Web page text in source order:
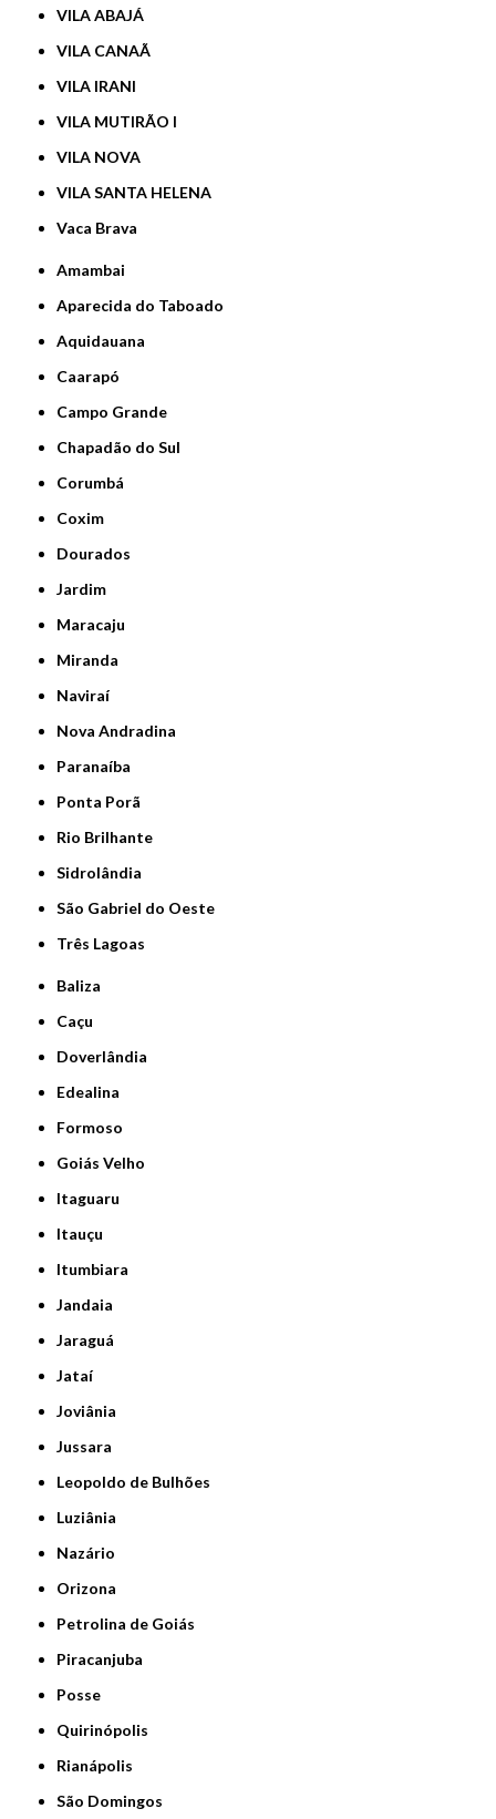
VILA ABAJÁ
VILA CANAÃ
VILA IRANI
VILA MUTIRÃO I
VILA NOVA
VILA SANTA HELENA
Vaca Brava
Amambai
Aparecida do Taboado
Aquidauana
Caarapó
Campo Grande
Chapadão do Sul
Corumbá
Coxim
Dourados
Jardim
Maracaju
Miranda
Naviraí
Nova Andradina
Paranaíba
Ponta Porã
Rio Brilhante
Sidrolândia
São Gabriel do Oeste
Três Lagoas
Baliza
Caçu
Doverlândia
Edealina
Formoso
Goiás Velho
Itaguaru
Itauçu
Itumbiara
Jandaia
Jaraguá
Jataí
Joviânia
Jussara
Leopoldo de Bulhões
Luziânia
Nazário
Orizona
Petrolina de Goiás
Piracanjuba
Posse
Quirinópolis
Rianápolis
São Domingos